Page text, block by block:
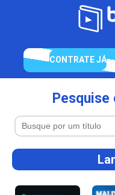
CONTRATE JÁ
Pesquise